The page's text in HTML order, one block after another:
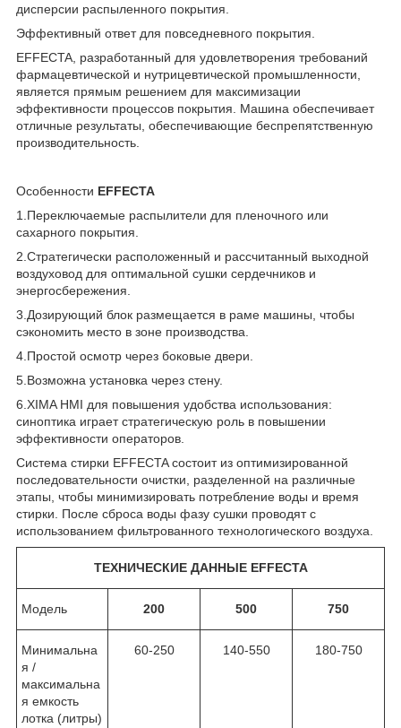
дисперсии распыленного покрытия.
Эффективный ответ для повседневного покрытия.
EFFECTA, разработанный для удовлетворения требований
фармацевтической и нутрицевтической промышленности,
является прямым решением для максимизации
эффективности процессов покрытия. Машина обеспечивает
отличные результаты, обеспечивающие беспрепятственную
производительность.
Особенности EFFECTA
1.Переключаемые распылители для пленочного или
сахарного покрытия.
2.Стратегически расположенный и рассчитанный выходной
воздуховод для оптимальной сушки сердечников и
энергосбережения.
3.Дозирующий блок размещается в раме машины, чтобы
сэкономить место в зоне производства.
4.Простой осмотр через боковые двери.
5.Возможна установка через стену.
6.XIMA HMI для повышения удобства использования:
синоптика играет стратегическую роль в повышении
эффективности операторов.
Система стирки EFFECTA состоит из оптимизированной
последовательности очистки, разделенной на различные
этапы, чтобы минимизировать потребление воды и время
стирки. После сброса воды фазу сушки проводят с
использованием фильтрованного технологического воздуха.
ТЕХНИЧЕСКИЕ ДАННЫЕ EFFECTA
Модель 200 500 750
Минимальна
я /
максимальна
я емкость
лотка (литры)
60-250 140-550 180-750